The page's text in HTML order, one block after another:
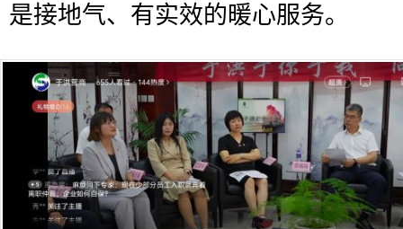
是接地气、有实效的暖心服务。